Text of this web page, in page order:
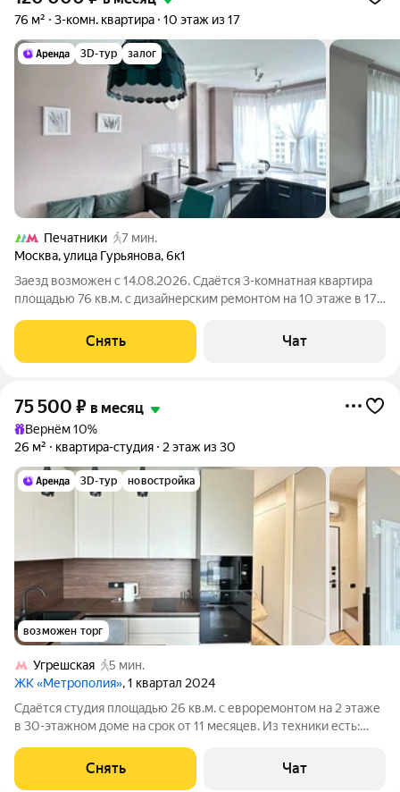
76 м² 3-комн. квартира 10 этаж из 17
3D-тур залог
Печатники
7 мин.
Москва,улица Гурьянова,6к1
Заезд возможен с 14.08.2026. Сдаётся 3-комнатная квартира
площадью 76 кв.м. с дизайнерским ремонтом на 10 этаже в 17-
Посудомоечная машина
Снять Чат
75 500 ₽ в месяц
Вернём 10%
26 м²
квартира-студия 2 этаж из 30
3D-тур новостройка
возможен торг
Угрешская
5 мин.
ЖК «Метрополия», 1 квартал 2024
Сдаётся студия площадью 26 кв.м. с евроремонтом на 2 этаже
в 30-этажном доме на срок от 11 месяцев. Из техники есть:
Посудомоечная машина Кондиционер Микроволновка Дом -
монолитный, окна
Снять Чат